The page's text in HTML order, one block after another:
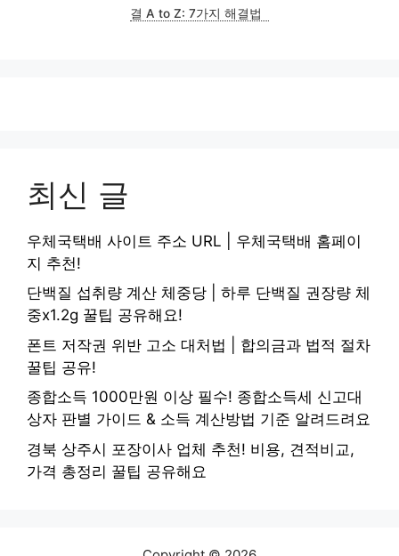
결 A to Z: 7가지 해결법
최신 글
우체국택배 사이트 주소 URL | 우체국택배 홈페이
지 추천!
단백질 섭취량 계산 체중당 | 하루 단백질 권장량 체
중x1.2g 꿀팁 공유해요!
폰트 저작권 위반 고소 대처법 | 합의금과 법적 절차
꿀팁 공유!
종합소득 1000만원 이상 필수! 종합소득세 신고대
상자 판별 가이드 & 소득 계산방법 기준 알려드려요
경북 상주시 포장이사 업체 추천! 비용, 견적비교,
가격 총정리 꿀팁 공유해요